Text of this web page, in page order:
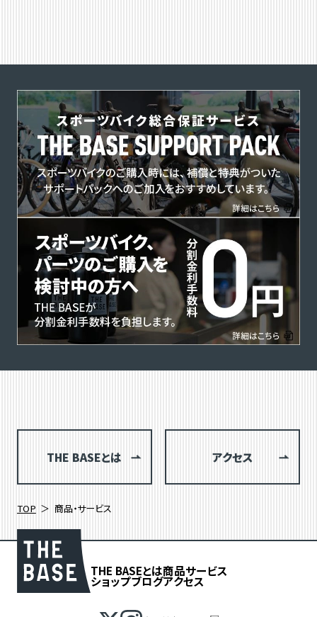
THE BASEとは アクセス
TOP 商品・サービス
THE BASEとは商品サービス
ショップブログアクセス